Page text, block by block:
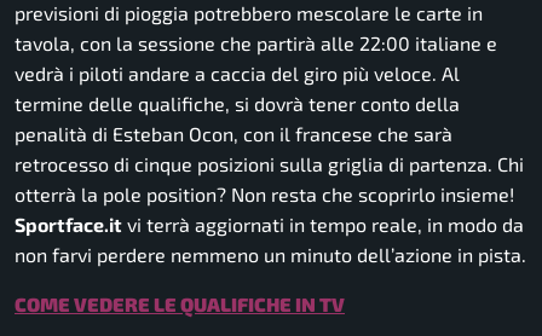
previsioni di pioggia potrebbero mescolare le carte in
tavola, con la sessione che partirà alle 22:00 italiane e
vedrà i piloti andare a caccia del giro più veloce. Al
termine delle qualifiche, si dovrà tener conto della
penalità di Esteban Ocon, con il francese che sarà
retrocesso di cinque posizioni sulla griglia di partenza. Chi
otterrà la pole position? Non resta che scoprirlo insieme!
Sportface.it vi terrà aggiornati in tempo reale, in modo da
non farvi perdere nemmeno un minuto dell’azione in pista.
COME VEDERE LE QUALIFICHE IN TV